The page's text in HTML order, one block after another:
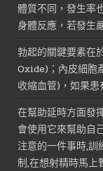
體質不同，發生率
身體反應，若發生
勃起的關鍵要素在
Oxide)；內皮細胞
收縮血管)，如果
在幫助延時方面發
會使用它來幫助自
注意的一件事時,
制,在想射精時馬上